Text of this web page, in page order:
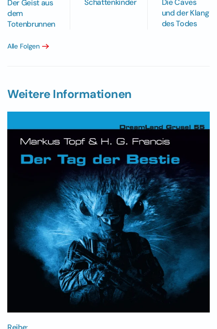
Der Geist aus
dem
Totenbrunnen
und der Klang
des Todes
Alle Folgen
Weitere Informationen